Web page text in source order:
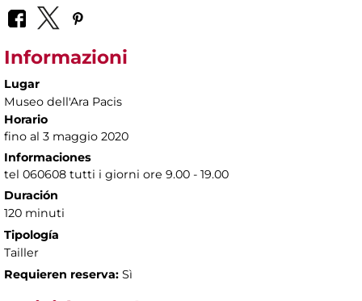
Informazioni
Lugar
Museo dell'Ara Pacis
Horario
fino al 3 maggio 2020
Informaciones
tel 060608 tutti i giorni ore 9.00 - 19.00
Duración
120 minuti
Tipología
Tailler
Requieren reserva: Sì